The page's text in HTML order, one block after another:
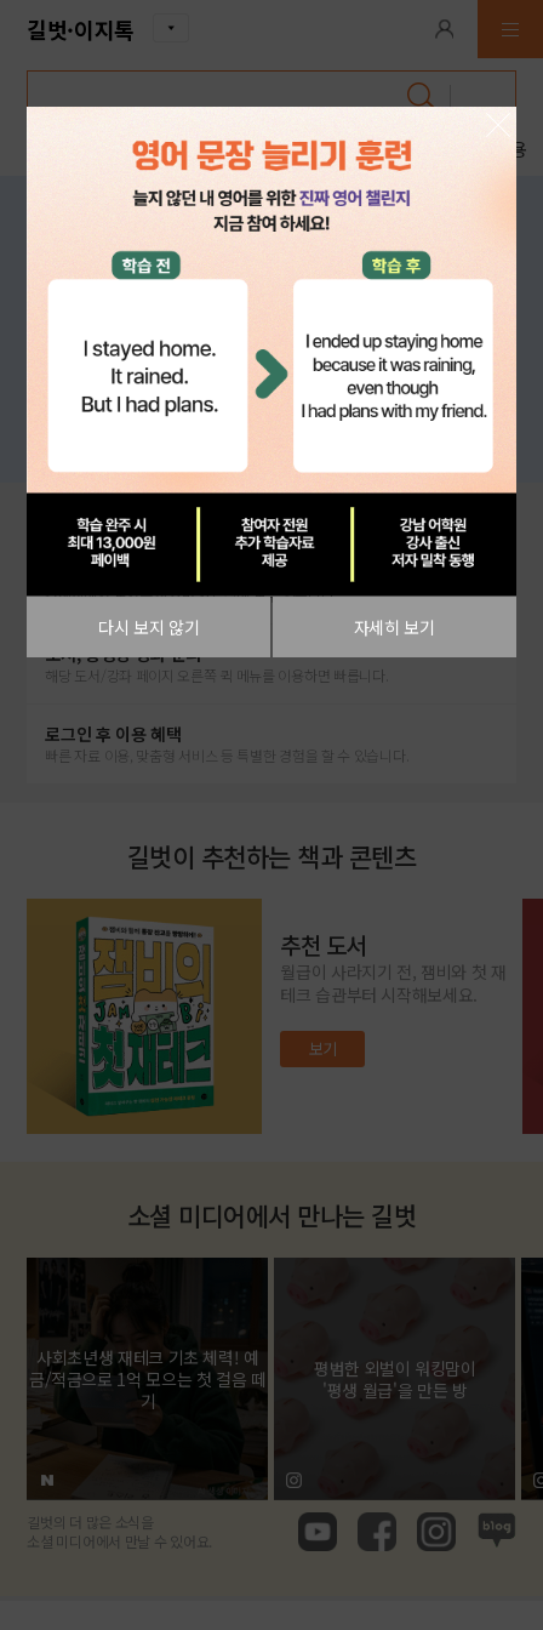
길벗·이지톡
북맵 동영상강좌 고객센터 교수강사전용
뉴스에 흔들리지 않는 나만의 기
준
기업 가치를 분석하고, 매수와 매도 타이밍을
스스로 판단하는 투자 구조
길벗ㆍ이지톡의빠른 이용 팁
부록, MP3 등 자료 찾기
검색창에서 도서를 찾으면 자료실에 모두 있습니다.
도서, 동영상 강좌 문의
해당 도서/강좌 페이지 오른쪽 퀵 메뉴를 이용하면 빠릅니다.
로그인 후 이용 혜택
빠른 자료 이용, 맞춤형 서비스 등 특별한 경험을 할 수 있습니다.
길벗이 추천하는 책과 콘텐츠
추천 도서
월급이 사라지기 전, 잼비와 첫 재
테크 습관부터 시작해보세요.
보기
소셜 미디어에서 만나는 길벗
사회초년생 재테크 기초 체력! 예
금/적금으로 1억 모으는 첫 걸음 떼
기
평범한 외벌이 워킹맘이
'평생 월급'을 만든 방
길벗의 더 많은 소식을
소셜 미디어에서 만날 수 있어요.
다시 보지 않기 자세히 보기